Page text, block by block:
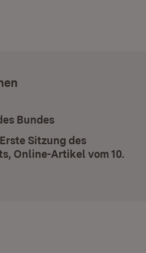
Bundes
Sitzung des
Online-Artikel vom 10.